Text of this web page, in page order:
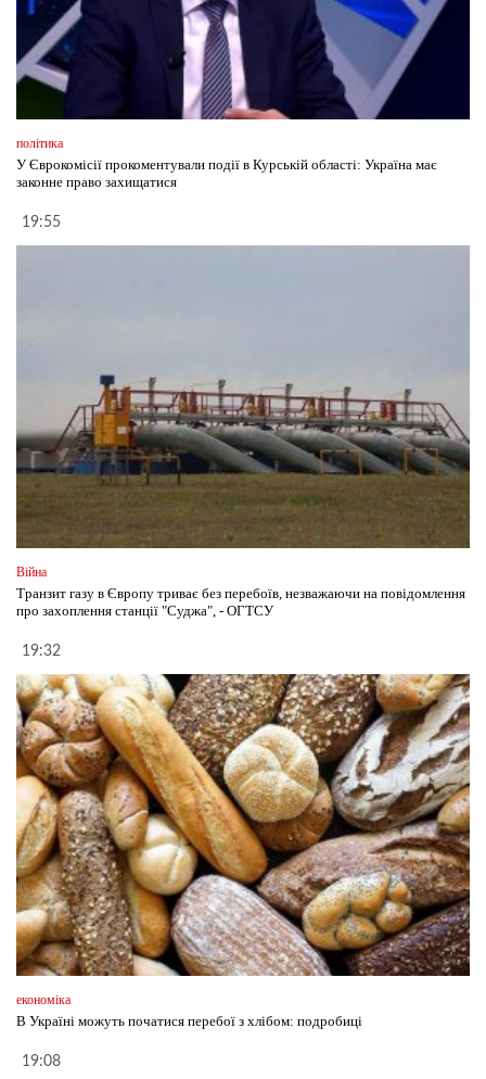
політика
У Єврокомісії прокоментували події в Курській області: Україна має
законне право захищатися
19:55
Війна
Транзит газу в Європу триває без перебоїв, незважаючи на повідомлення
про захоплення станції "Суджа", - ОГТСУ
19:32
економіка
В Україні можуть початися перебої з хлібом: подробиці
19:08